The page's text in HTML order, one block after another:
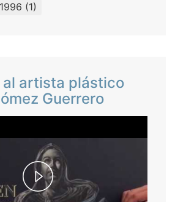
(1)
al artista plástico
Guerrero
Play